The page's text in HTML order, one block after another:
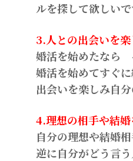
ルを探して欲しいで
3.人との出会いを
婚活を始めたなら
婚活を始めてすぐ
出会いを楽しみ自
4.理想の相手や結
自分の理想や結婚
逆に自分がどう言